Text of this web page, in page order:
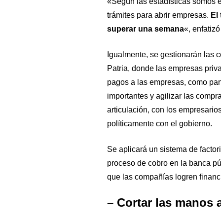
trámites para abrir empresas. El
superar una semana«,
Igualmente, se gestionarán las
Patria, donde las empresas
pagos a las empresas, como
importantes y agilizar las
articulación, con los
políticamente con el gobierno.
Se aplicará un sistema de
proceso de cobro en la banca
que las compañías logren
– Cortar las manos